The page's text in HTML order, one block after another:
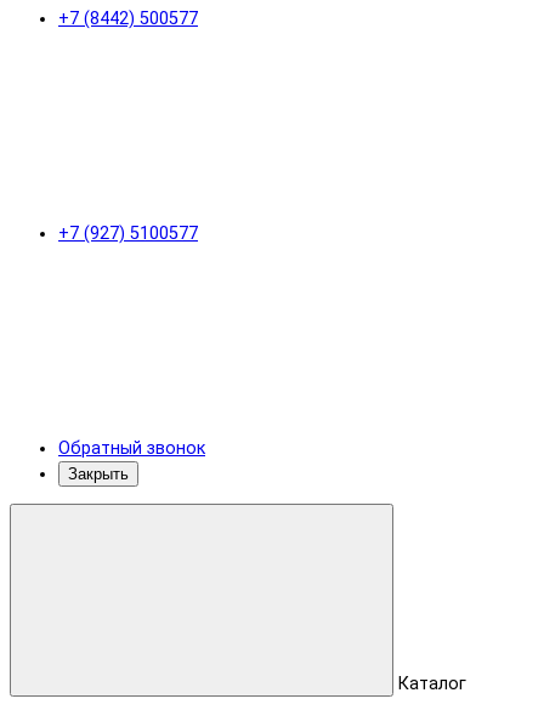
+7 (8442) 500577
+7 (927) 5100577
Обратный звонок
Закрыть
Каталог